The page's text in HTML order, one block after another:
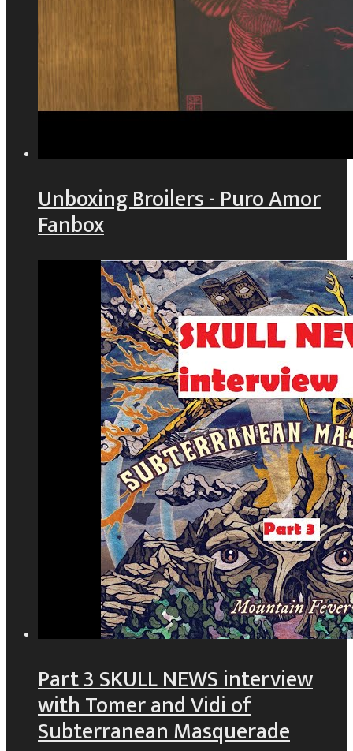
Unboxing Broilers - Puro Amor
Fanbox
Part 3 SKULL NEWS interview
with Tomer and Vidi of
Subterranean Masquerade